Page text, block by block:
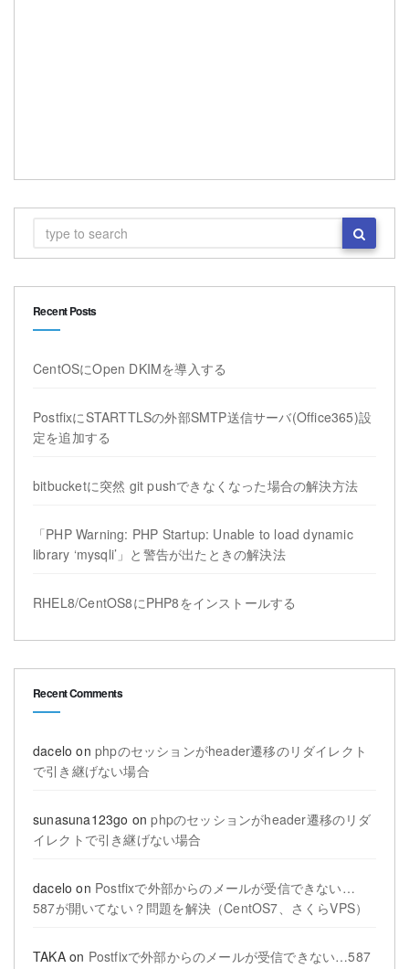
Recent Posts
CentOSにOpen DKIMを導入する
PostfixにSTARTTLSの外部SMTP送信サーバ(Office365)設
定を追加する
bitbucketに突然 git pushできなくなった場合の解決方法
「PHP Warning: PHP Startup: Unable to load dynamic
library ‘mysqli’」と警告が出たときの解決法
RHEL8/CentOS8にPHP8をインストールする
Recent Comments
dacelo onphpのセッションがheader遷移のリダイレクト
で引き継げない場合
sunasuna123go onphpのセッションがheader遷移のリダ
イレクトで引き継げない場合
dacelo on Postfixで外部からのメールが受信できない…
587が開いてない？問題を解決（CentOS7、さくらVPS）
TAKAon Postfixで外部からのメールが受信できない…587